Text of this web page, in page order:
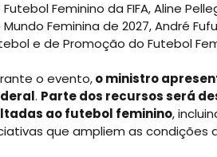
Feminino da FIFA, Aline
Mundo Feminina de 2027, André
e de Promoção do Futebol
o evento, o ministro
. Parte dos recursos será
ao futebol feminino,
que ampliem as condições